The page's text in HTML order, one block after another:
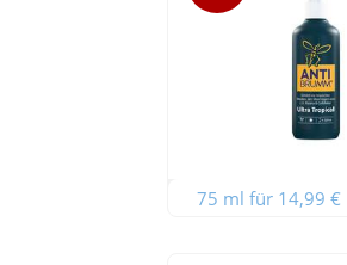
75 ml für 14,99 €